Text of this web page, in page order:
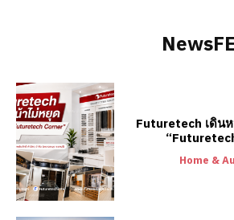
Futuretech เดิน
Home &